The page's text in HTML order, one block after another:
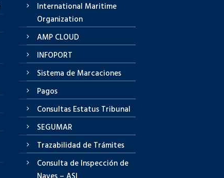
International Maritime
Organization
AMP CLOUD
INFOPORT
Sistema de Marcaciones
Pagos
Consultas Estatus Tribunal
SEGUMAR
Trazabilidad de Trámites
Consulta de Inspección de